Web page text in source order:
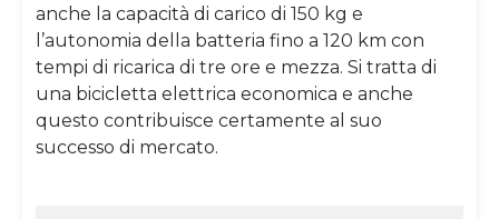
anche la capacità di carico di 150 kg e
l’autonomia della batteria fino a 120 km con
tempi di ricarica di tre ore e mezza. Si tratta di
una bicicletta elettrica economica e anche
questo contribuisce certamente al suo
successo di mercato.